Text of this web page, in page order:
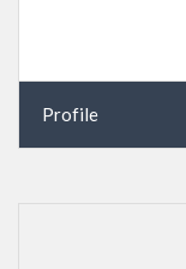
Profile